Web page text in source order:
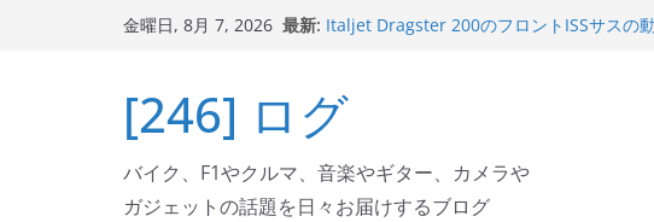
金曜日, 8月 7, 2026 最新: フェクターが返礼品でもらえる！
Italjet Dragster 200が納車完了！各部をチ
ホルダー付けて、ガラスコーティング行っ
Ken Block 逝去
[246] ログ
バイク、F1やクルマ、音楽やギター、カメラや
ガジェットの話題を日々お届けするブログ